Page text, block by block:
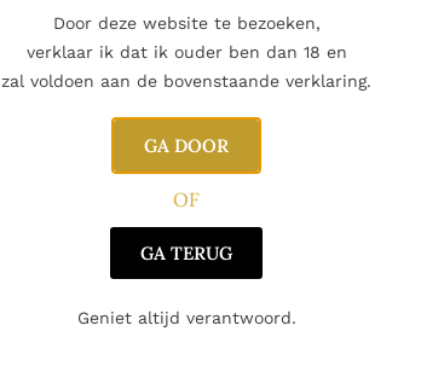
Door deze website te bezoeken,
verklaar ik dat ik ouder ben dan 18 en
zal voldoen aan de bovenstaande verklaring.
GA DOOR
OF
GA TERUG
Geniet altijd verantwoord.